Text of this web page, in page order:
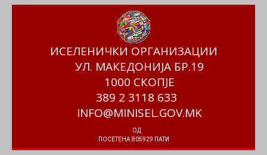
ИСЕЛЕНИЧКИ ОРГАНИЗАЦИИ
УЛ. МАКЕДОНИЈА БР.19
1000 СКОПЈЕ
389 2 3118 633
INFO@MINISEL.GOV.MK
ОД
ПОСЕТЕНА 805929 ПАТИ